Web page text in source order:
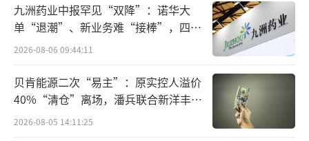
而在研发上，植物医生的投入并不突出。2
023年至2025年，公司研发投入分别为7587.63
万元、6633.45万元、5969.03万元，占营业收
入的比例从3.53%一路回落至2.75%。
九洲药业中报罕见“双降”：诺华大
单“退潮”、新业务难“接棒”，四大
难关待闯
2026-08-06 09:44:11
贝肯能源二次“易主”：原实控人溢价
40%“清仓”离场，潘兵联合新洋丰、
宏科百世拟入主
2026-08-05 14:11:25